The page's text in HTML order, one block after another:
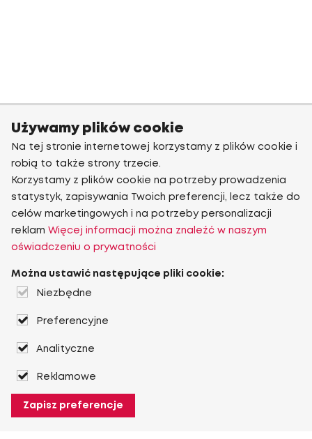
Używamy plików cookie
Na tej stronie internetowej korzystamy z plików cookie i
robią to także strony trzecie.
Korzystamy z plików cookie na potrzeby prowadzenia
statystyk, zapisywania Twoich preferencji, lecz także do
celów marketingowych i na potrzeby personalizacji
reklam Więcej informacji można znaleźć w naszym
oświadczeniu o prywatności
Można ustawić następujące pliki cookie:
Niezbędne
Preferencyjne
Analityczne
Reklamowe
Zapisz preferencje